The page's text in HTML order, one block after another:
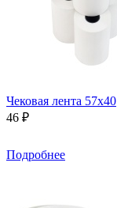
Чековая лента 57х40
46 ₽
Подробнее